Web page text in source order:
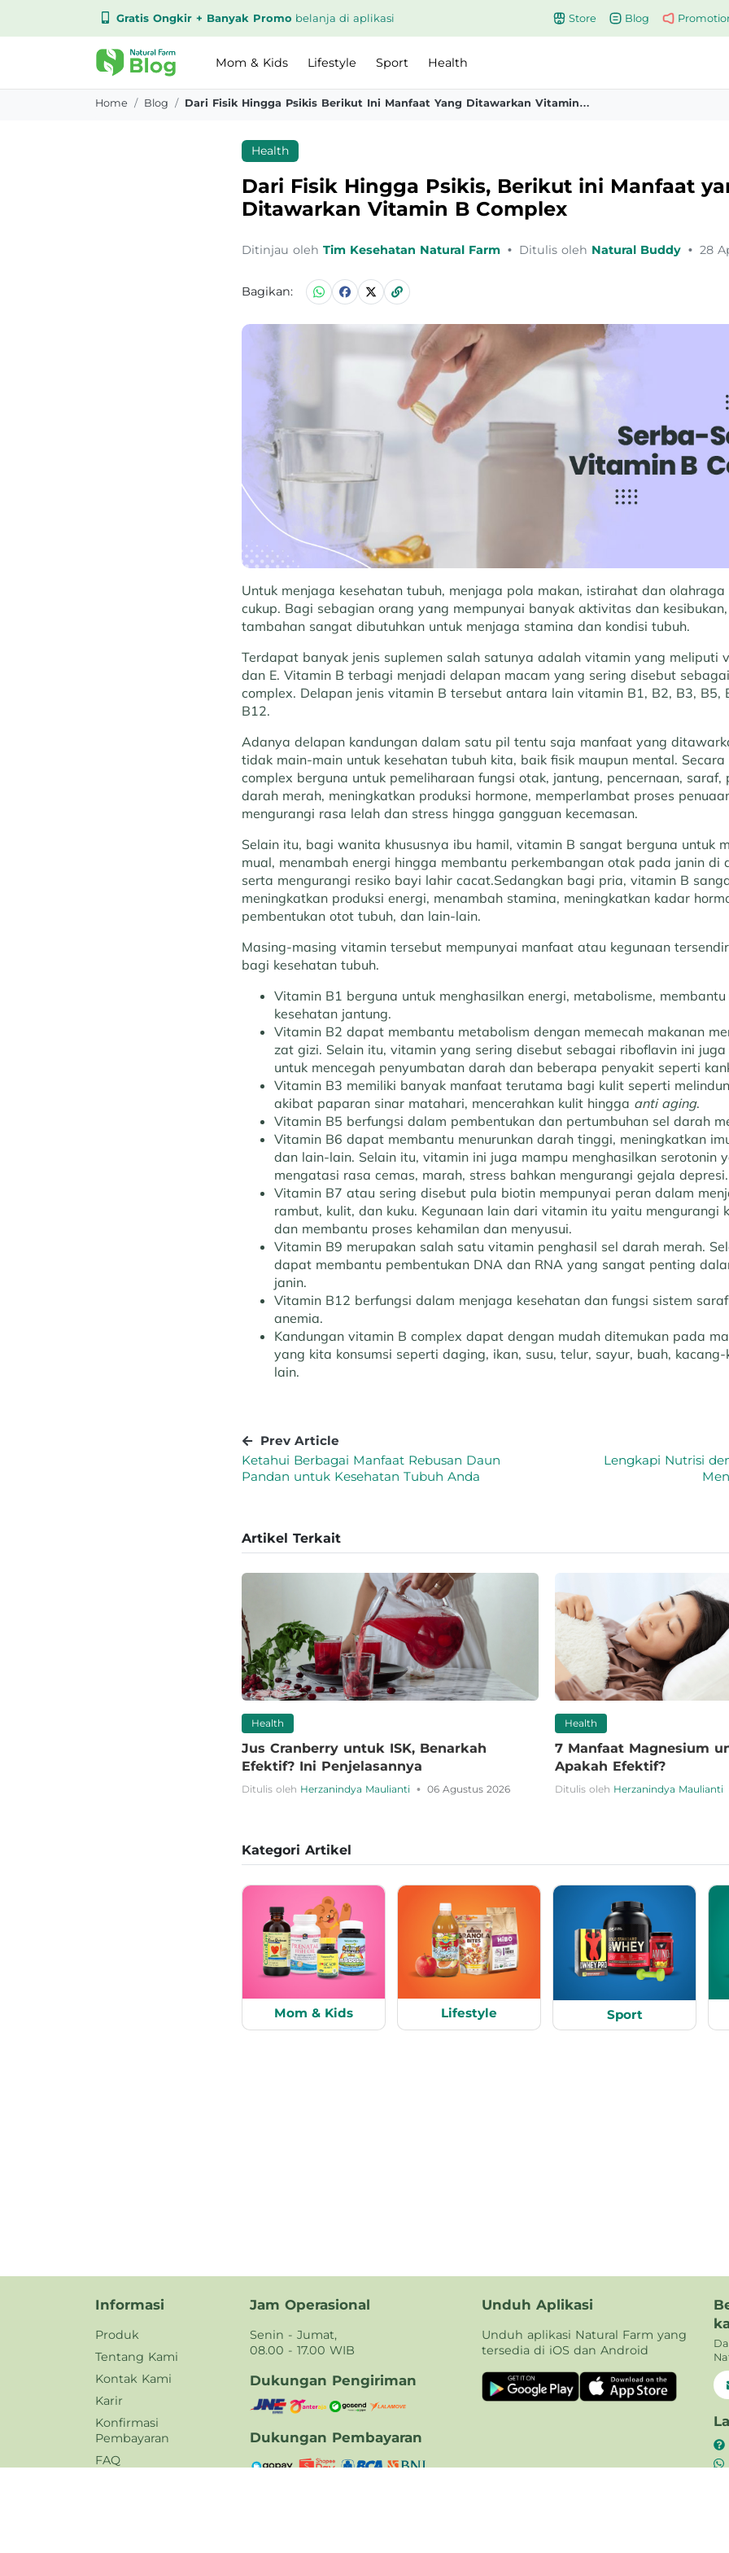
Gratis Ongkir + Banyak Promo belanja di aplikasi Store Blog
Mom & Kids Lifestyle Sport Health
Home Blog Dari Fisik Hingga Psikis Berikut Ini Manfaat Yang Ditawarkan Vitamin B Complex
Health
Dari Fisik Hingga Psikis, Berikut ini Manfaat
Ditawarkan Vitamin B Complex
Ditinjau oleh Tim Kesehatan Natural Farm • Ditulis oleh Natural Buddy • 28
Bagikan:
Untuk menjaga kesehatan tubuh, menjaga pola makan, istirahat dan
cukup. Bagi sebagian orang yang mempunyai banyak aktivitas dan
tambahan sangat dibutuhkan untuk menjaga stamina dan kondisi tubuh.
Terdapat banyak jenis suplemen salah satunya adalah vitamin yang meliputi
dan E. Vitamin B terbagi menjadi delapan macam yang sering disebut
complex. Delapan jenis vitamin B tersebut antara lain vitamin B1, B2, B3, B5,
B12.
Adanya delapan kandungan dalam satu pil tentu saja manfaat yang
tidak main-main untuk kesehatan tubuh kita, baik fisik maupun mental. Secara
complex berguna untuk pemeliharaan fungsi otak, jantung, pencernaan, saraf,
darah merah, meningkatkan produksi hormone, memperlambat proses
mengurangi rasa lelah dan stress hingga gangguan kecemasan.
Selain itu, bagi wanita khususnya ibu hamil, vitamin B sangat berguna untuk
mual, menambah energi hingga membantu perkembangan otak pada janin di
serta mengurangi resiko bayi lahir cacat.Sedangkan bagi pria, vitamin B
meningkatkan produksi energi, menambah stamina, meningkatkan kadar
pembentukan otot tubuh, dan lain-lain.
Masing-masing vitamin tersebut mempunyai manfaat atau kegunaan
bagi kesehatan tubuh.
Vitamin B1 berguna untuk menghasilkan energi, metabolisme,
kesehatan jantung.
Vitamin B2 dapat membantu metabolism dengan memecah makanan
zat gizi. Selain itu, vitamin yang sering disebut sebagai riboflavin ini
untuk mencegah penyumbatan darah dan beberapa penyakit seperti
Vitamin B3 memiliki banyak manfaat terutama bagi kulit seperti
akibat paparan sinar matahari, mencerahkan kulit hingga anti aging.
Vitamin B5 berfungsi dalam pembentukan dan pertumbuhan sel darah
Vitamin B6 dapat membantu menurunkan darah tinggi, meningkatkan
dan lain-lain. Selain itu, vitamin ini juga mampu menghasilkan serotonin
mengatasi rasa cemas, marah, stress bahkan mengurangi gejala depresi.
Vitamin B7 atau sering disebut pula biotin mempunyai peran dalam
rambut, kulit, dan kuku. Kegunaan lain dari vitamin itu yaitu mengurangi
dan membantu proses kehamilan dan menyusui.
Vitamin B9 merupakan salah satu vitamin penghasil sel darah merah.
dapat membantu pembentukan DNA dan RNA yang sangat penting
janin.
Vitamin B12 berfungsi dalam menjaga kesehatan dan fungsi sistem
anemia.
Kandungan vitamin B complex dapat dengan mudah ditemukan pada
yang kita konsumsi seperti daging, ikan, susu, telur, sayur, buah,
lain.
Prev Article
Ketahui Berbagai Manfaat Rebusan Daun
Pandan untuk Kesehatan Tubuh Anda
Lengkapi Nutrisi
Artikel Terkait
Health
Jus Cranberry untuk ISK, Benarkah
Efektif? Ini Penjelasannya
Ditulis oleh Herzanindya Maulianti • 06 Agustus 2026
Health
7 Manfaat Magnesium
Apakah Efektif?
Ditulis oleh Herzanindya Maulianti
Kategori Artikel
Mom & Kids Lifestyle Sport
Informasi
Produk
Tentang Kami
Kontak Kami
Karir
Konfirmasi
Pembayaran
FAQ
Jam Operasional
Senin - Jumat,
08.00 - 17.00 WIB
Dukungan Pengiriman
Dukungan Pembayaran
Unduh Aplikasi
Unduh aplikasi Natural Farm yang
tersedia di iOS dan Android